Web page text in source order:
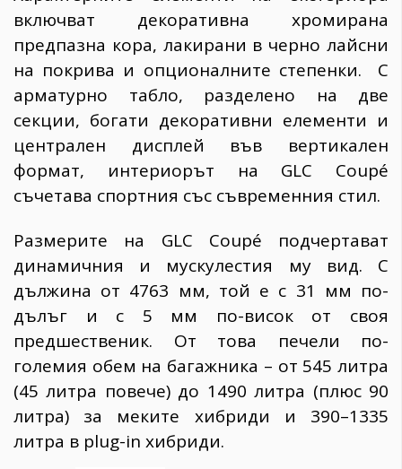
включват декоративна хромирана
предпазна кора, лакирани в черно лайсни
на покрива и опционалните степенки. С
арматурно табло, разделено на две
секции, богати декоративни елементи и
централен дисплей във вертикален
формат, интериорът на GLC Coupé
съчетава спортния със съвременния стил.
Размерите на GLC Coupé подчертават
динамичния и мускулестия му вид. С
дължина от 4763 мм, той е с 31 мм по-
дълъг и с 5 мм по-висок от своя
предшественик. От това печели по-
големия обем на багажника – от 545 литра
(45 литра повече) до 1490 литра (плюс 90
литра) за меките хибриди и 390–1335
литра в plug-in хибриди.